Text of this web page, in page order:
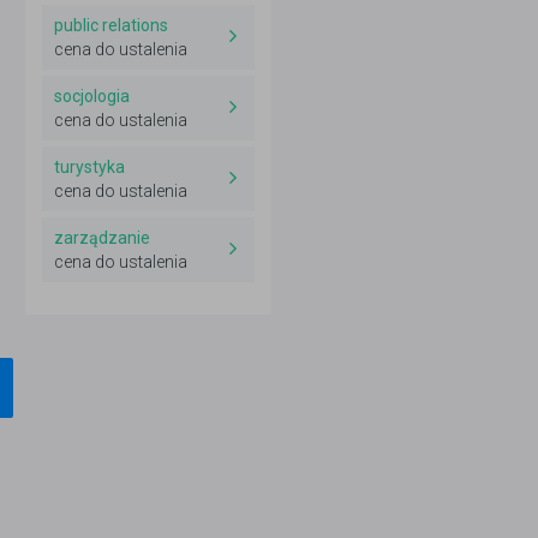
public relations
cena do ustalenia
socjologia
cena do ustalenia
turystyka
cena do ustalenia
zarządzanie
cena do ustalenia